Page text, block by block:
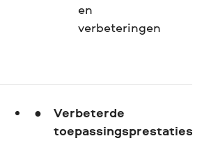
en
verbeteringen
Verbeterde
toepassingsprestaties